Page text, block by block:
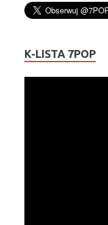
K-LISTA 7POP